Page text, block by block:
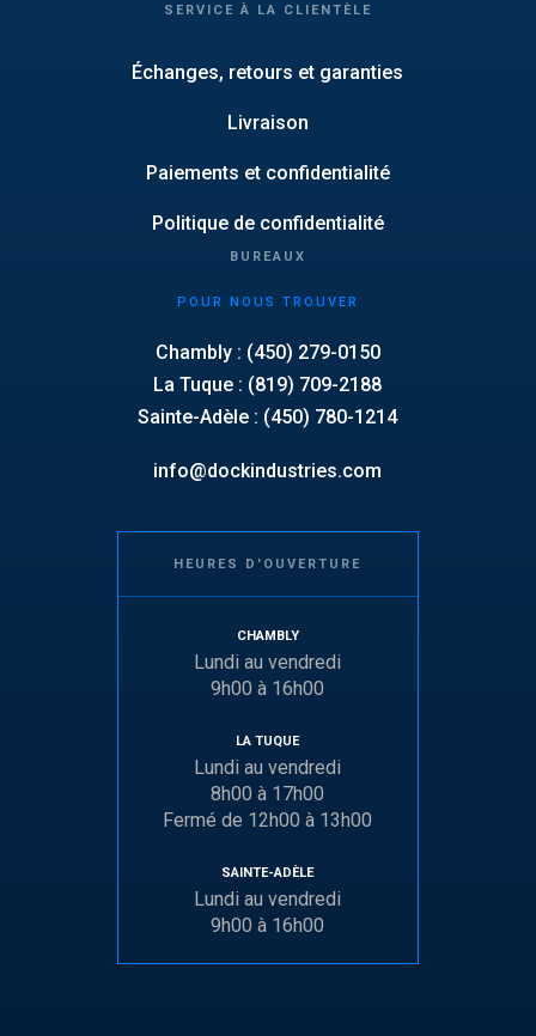
SERVICE À LA CLIENTÈLE
Échanges, retours et garanties
Livraison
Paiements et confidentialité
Politique de confidentialité
BUREAUX
POUR NOUS TROUVER
Chambly : (450) 279-0150
La Tuque : (819) 709-2188
Sainte-Adèle : (450) 780-1214
info@dockindustries.com
HEURES D'OUVERTURE
CHAMBLY
Lundi au vendredi
9h00 à 16h00
LA TUQUE
Lundi au vendredi
8h00 à 17h00
Fermé de 12h00 à 13h00
SAINTE-ADÈLE
Lundi au vendredi
9h00 à 16h00